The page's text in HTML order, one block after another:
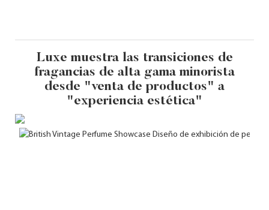
Luxe muestra las transiciones de
fragancias de alta gama minorista
desde "venta de productos" a
"experiencia estética"